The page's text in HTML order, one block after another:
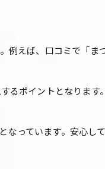
例えば、口コミで「ま
るポイントとなります
なっています。安心し